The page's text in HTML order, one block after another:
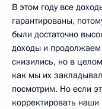
В этом году все
гарантированы,
были достаточно
доходы и продолжаем
снизились, но в
как мы их
посмотрим. Но если
корректировать